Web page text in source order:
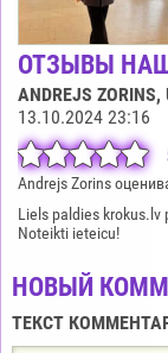
ОТЗЫВЫ
ANDREJS ZORINS,
13.10.2024 23:16
Andrejs Zorins
Liels paldies
Noteikti ieteicu!
НОВЫЙ
ТЕКСТ